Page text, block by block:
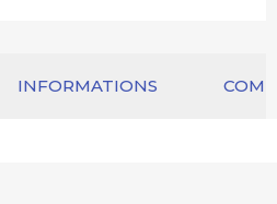
INFORMATIONS